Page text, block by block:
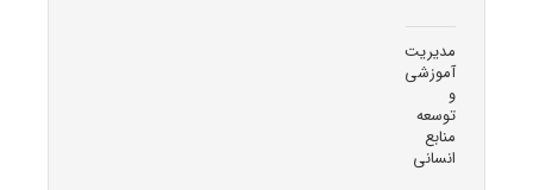
مدیریت
آموزشی
و
توسعه
منابع
انسانی